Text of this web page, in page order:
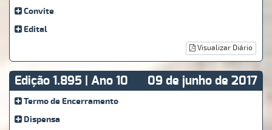
Convite
Edital
Visualizar Diário
Edição 1.895 | Ano 10 09 de junho de 2017
Termo de Encerramento
Dispensa